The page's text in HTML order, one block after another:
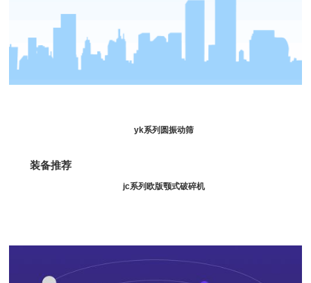
yk系列 圆振动筛
装备推荐
jc系列欧版颚式破碎机